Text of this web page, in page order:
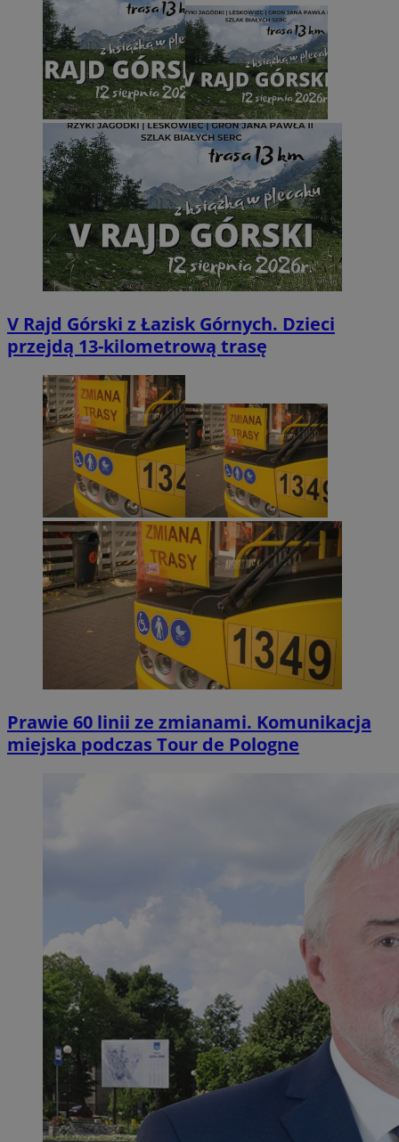
V Rajd Górski z Łazisk Górnych. Dzieci
przejdą 13-kilometrową trasę
Prawie 60 linii ze zmianami. Komunikacja
miejska podczas Tour de Pologne